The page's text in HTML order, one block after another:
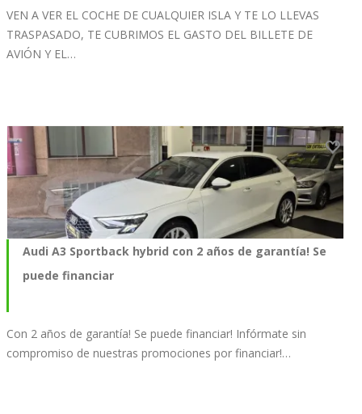
VEN A VER EL COCHE DE CUALQUIER ISLA Y TE LO LLEVAS
TRASPASADO, TE CUBRIMOS EL GASTO DEL BILLETE DE
AVIÓN Y EL…
Audi A3 Sportback hybrid con 2 años de garantía! Se
puede financiar
Con 2 años de garantía! Se puede financiar! Infórmate sin
compromiso de nuestras promociones por financiar!…